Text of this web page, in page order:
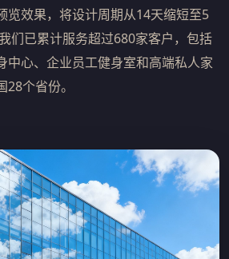
览效果，将设计周期从14天缩短至5
们已累计服务超过680家客户，包括
中心、企业员工健身室和高端私人家
个省份。